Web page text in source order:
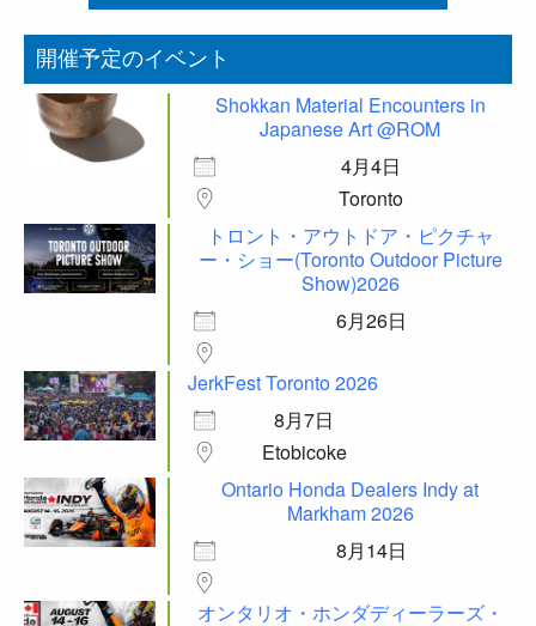
開催予定のイベント
Shokkan Material Encounters in
Japanese Art @ROM
4月4日
Toronto
トロント・アウトドア・ピクチャ
ー・ショー(Toronto Outdoor Picture
Show)2026
6月26日
JerkFest Toronto 2026
8月7日
Etobicoke
Ontario Honda Dealers Indy at
Markham 2026
8月14日
オンタリオ・ホンダディーラーズ・